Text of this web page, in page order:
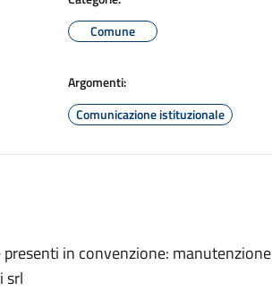
Comune
Argomenti:
Comunicazione istituzionale
in convenzione: manutenzione
srl